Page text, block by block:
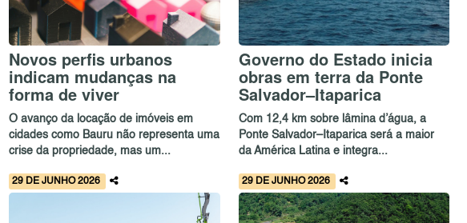
Novos perfis urbanos
indicam mudanças na
forma de viver
O avanço da locação de imóveis em
cidades como Bauru não representa uma
crise da propriedade, mas um...
Governo do Estado inicia
obras em terra da Ponte
Salvador–Itaparica
Com 12,4 km sobre lâmina d’água, a
Ponte Salvador–Itaparica será a maior
da América Latina e integra...
29 DE JUNHO 2026 29 DE JUNHO 2026